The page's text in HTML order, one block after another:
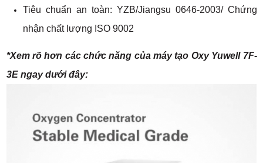
Tiêu chuẩn an toàn: YZB/Jiangsu 0646-2003/ Chứng
nhận chất lượng ISO 9002
*Xem rõ hơn các chức năng của máy tạo Oxy Yuwell 7F-
3E ngay dưới đây: